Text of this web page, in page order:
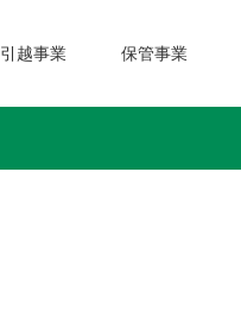
引越事業 保管事業